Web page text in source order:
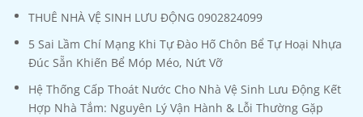
THUÊ NHÀ VỆ SINH LƯU ĐỘNG 0902824099
5 Sai Lầm Chí Mạng Khi Tự Đào Hố Chôn Bể Tự Hoại Nhựa
Đúc Sẵn Khiến Bể Móp Méo, Nứt Vỡ
Hệ Thống Cấp Thoát Nước Cho Nhà Vệ Sinh Lưu Động Kết
Hợp Nhà Tắm: Nguyên Lý Vận Hành & Lỗi Thường Gặp